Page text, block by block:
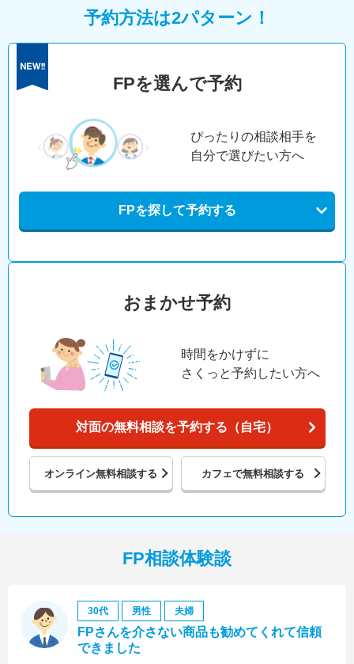
予約方法は2パターン！
FPを選んで予約
ぴったりの相談相手を
自分で選びたい方へ
FPを探して予約する
おまかせ予約
時間をかけずに
さくっと予約したい方へ
対面の無料相談を予約する（自宅）
オンライン無料相談する カフェで無料相談する
FP相談体験談
30代 男性 夫婦
FPさんを介さない商品も勧めてくれて信頼
できました